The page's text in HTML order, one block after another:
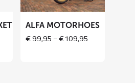
ALFA MOTORHOES
€99,95 –€109,95